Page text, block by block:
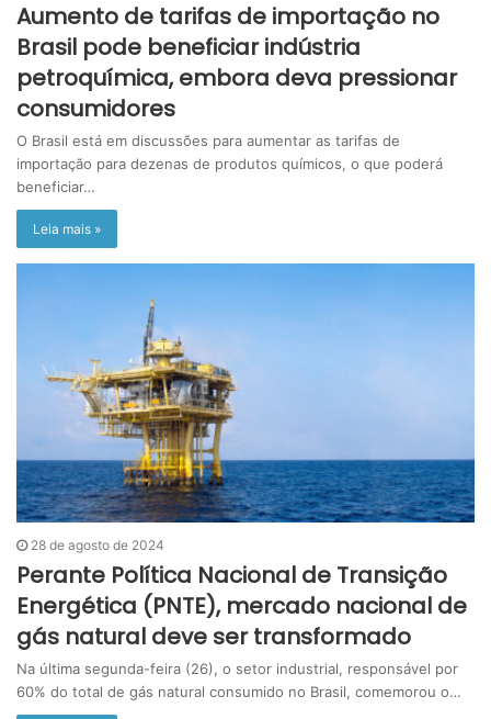
Aumento de tarifas de importação no
Brasil pode beneficiar indústria
petroquímica, embora deva pressionar
consumidores
O Brasil está em discussões para aumentar as tarifas de
importação para dezenas de produtos químicos, o que poderá
beneficiar…
Leia mais »
28 de agosto de 2024
Perante Política Nacional de Transição
Energética (PNTE), mercado nacional de
gás natural deve ser transformado
Na última segunda-feira (26), o setor industrial, responsável por
60% do total de gás natural consumido no Brasil, comemorou o…